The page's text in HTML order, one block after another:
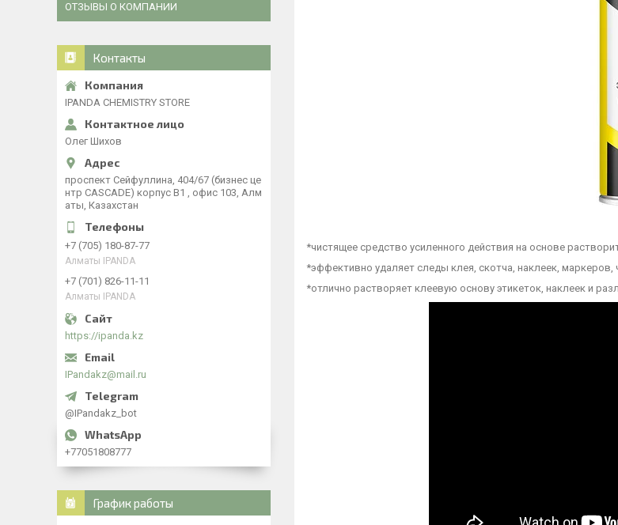
*чистящее средство усиленного действия на основе
*эффективно удаляет следы клея, скотча, наклеек,
*отлично растворяет клеевую основу этикеток, наклеек и
ОТЗЫВЫ О КОМПАНИИ
Контакты
IPANDA CHEMISTRY STORE
Олег Шихов
​проспект Сейфуллина, 404/67 (бизнес це
нтр CASCADE) корпус В1 , офис 103, Алм
аты, Казахстан
+7 (705) 180-87-77
Алматы IPANDA
+7 (701) 826-11-11
Алматы IPANDA
https://ipanda.kz
IPandakz@mail.ru
@IPandakz_bot
+77051808777
График работы